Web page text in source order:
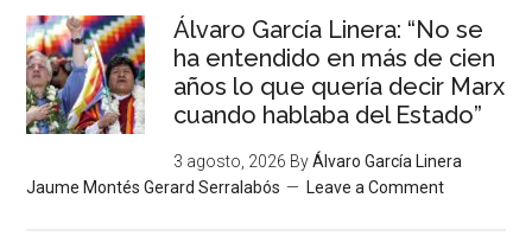
Álvaro García Linera: “No se
ha entendido en más de cien
años lo que quería decir Marx
cuando hablaba del Estado”
3 agosto, 2026 ByÁlvaro García Linera
Jaume Montés Gerard Serralabós
Leave a Comment